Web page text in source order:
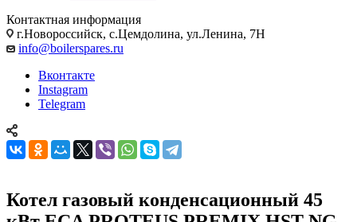
Контактная информация
г.Новороссийск, с.Цемдолина, ул.Ленина, 7Н
info@boilerspares.ru
Вконтакте
Instagram
Telegram
Котел газовый конденсационный 45